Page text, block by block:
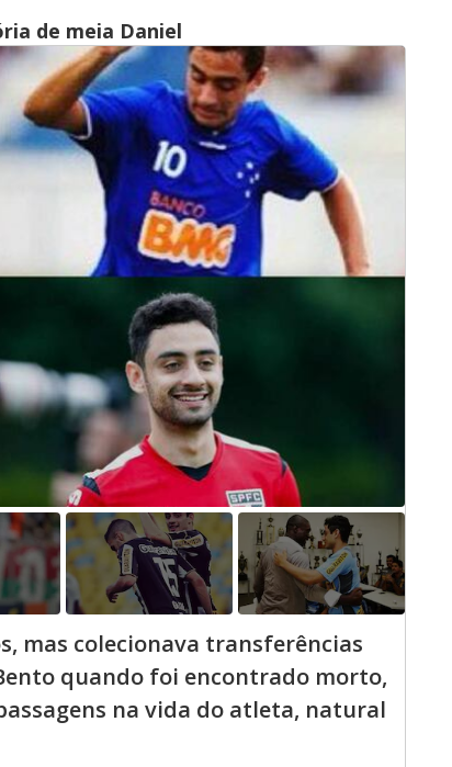
de meia Daniel
mas colecionava transferências
quando foi encontrado morto,
na vida do atleta, natural